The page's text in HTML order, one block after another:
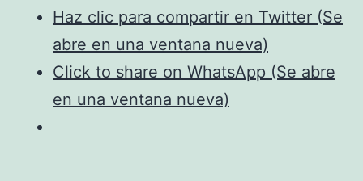
Haz clic para compartir en Twitter (Se
abre en una ventana nueva)
Click to share on WhatsApp (Se abre
en una ventana nueva)